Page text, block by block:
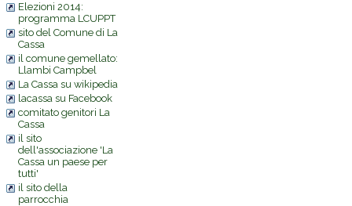
Elezioni 2014:
programma LCUPPT
sito del Comune di La
Cassa
il comune gemellato:
Llambi Campbel
La Cassa su wikipedia
lacassa su Facebook
comitato genitori La
Cassa
il sito
dell'associazione 'La
Cassa un paese per
tutti'
il sito della
parrocchia